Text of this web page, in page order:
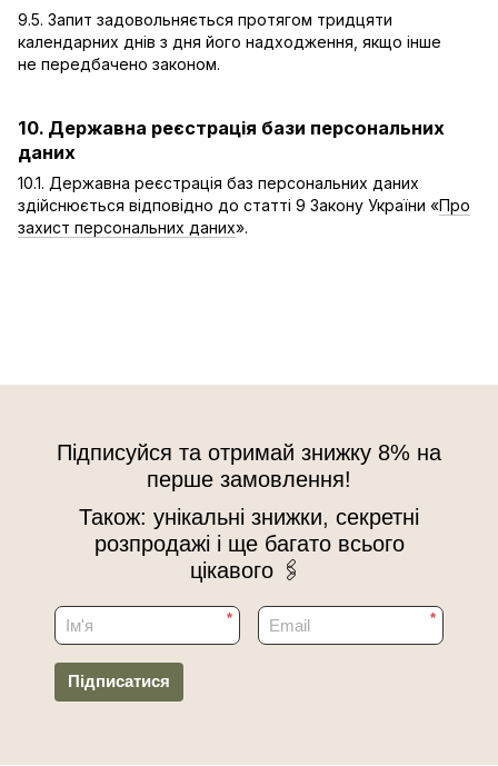
9.5. Запит задовольняється протягом тридцяти
календарних днів з дня його надходження, якщо інше
не передбачено законом.
10. Державна реєстрація бази персональних
даних
10.1. Державна реєстрація баз персональних даних
здійснюється відповідно до статті 9 Закону України «Про
захист персональних даних».
Підписуйся та отримай знижку 8% на
перше замовлення!
Також: унікальні знижки, секретні
розпродажі і ще багато всього
цікавого 🖇
* *
Підписатися